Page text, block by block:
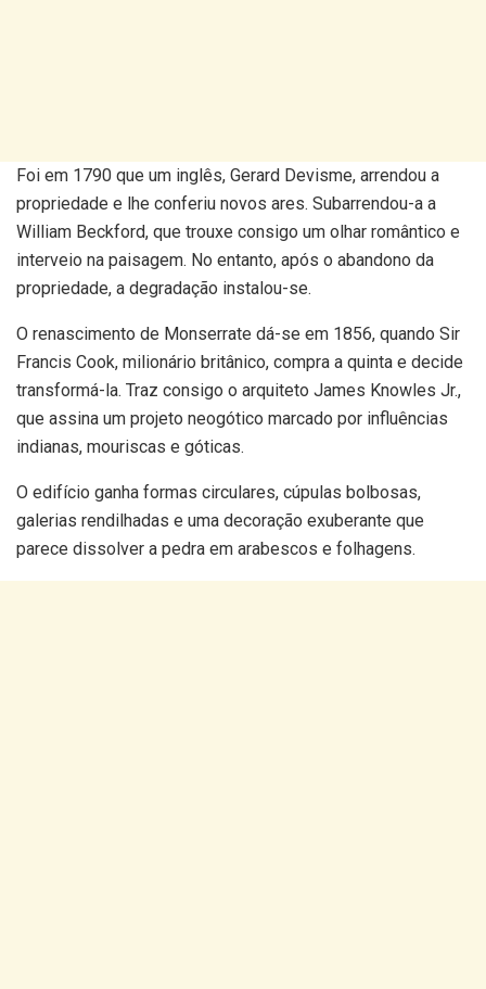
Foi em 1790 que um inglês, Gerard Devisme, arrendou a
propriedade e lhe conferiu novos ares. Subarrendou-a a
William Beckford, que trouxe consigo um olhar romântico e
interveio na paisagem. No entanto, após o abandono da
propriedade, a degradação instalou-se.
O renascimento de Monserrate dá-se em 1856, quando Sir
Francis Cook, milionário britânico, compra a quinta e decide
transformá-la. Traz consigo o arquiteto James Knowles Jr.,
que assina um projeto neogótico marcado por influências
indianas, mouriscas e góticas.
O edifício ganha formas circulares, cúpulas bolbosas,
galerias rendilhadas e uma decoração exuberante que
parece dissolver a pedra em arabescos e folhagens.